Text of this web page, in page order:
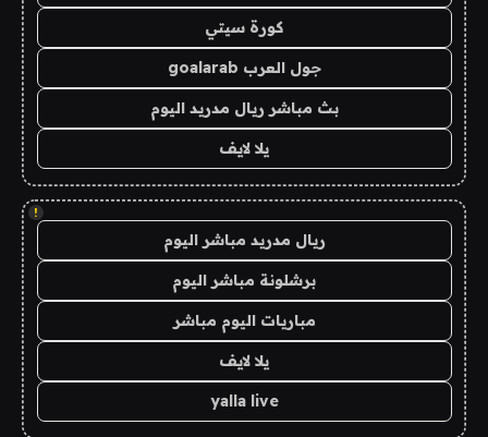
كورة سيتي
جول العرب goalarab
بث مباشر ريال مدريد اليوم
يلا لايف
!
ريال مدريد مباشر اليوم
برشلونة مباشر اليوم
مباريات اليوم مباشر
يلا لايف
yalla live